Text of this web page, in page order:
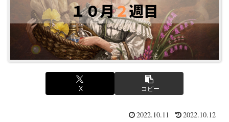
X コピー
2022.10.11 2022.10.12